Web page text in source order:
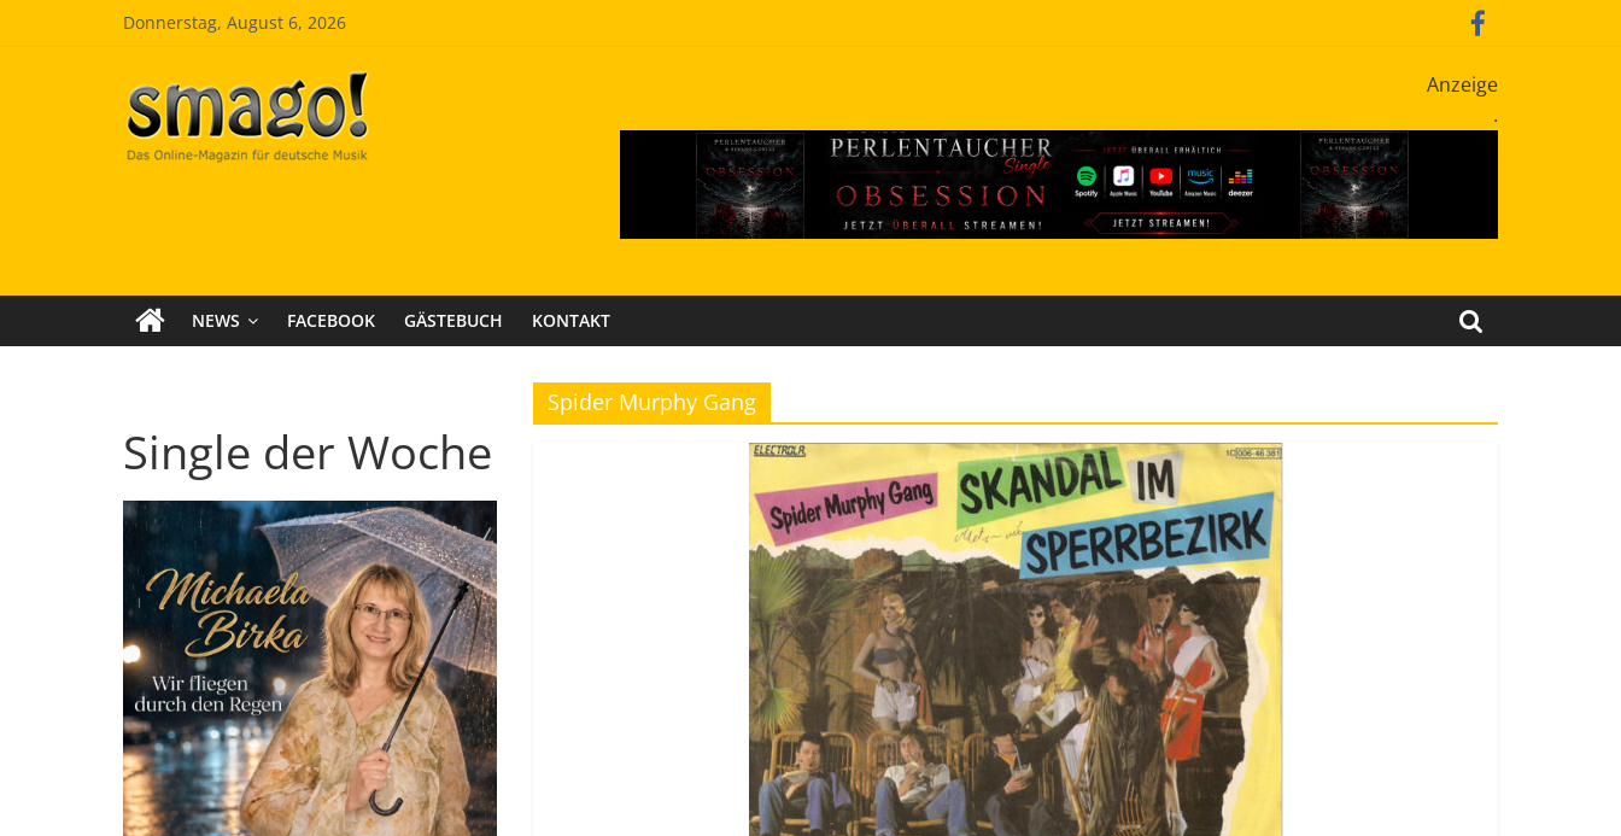
Donnerstag, August 6, 2026
Smago
SchlagerMAGazinOnline
Anzeige
.
NEWS FACEBOOK GÄSTEBUCH KONTAKT
Spider Murphy Gang
Single der Woche